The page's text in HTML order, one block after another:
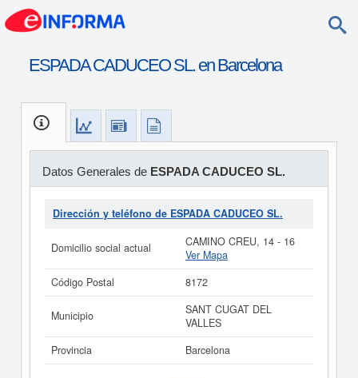
ESPADA CADUCEO SL. en Barcelona
Datos Generales de ESPADA CADUCEO SL.
Dirección y teléfono de ESPADA CADUCEO SL.
Domicilio social actual
CAMINO CREU, 14 - 16
Ver Mapa
Código Postal
8172
Municipio
SANT CUGAT DEL
VALLES
Provincia
Barcelona